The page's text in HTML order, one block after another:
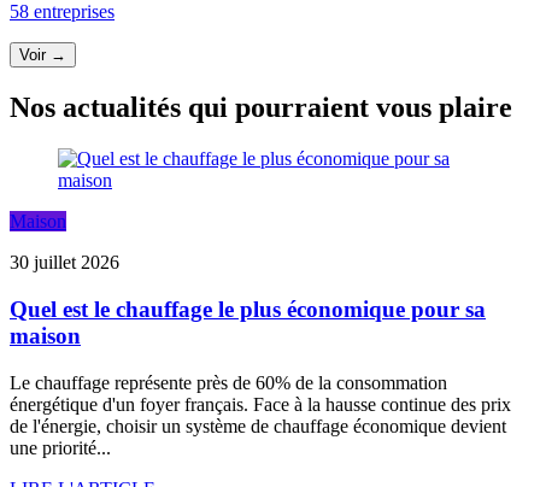
58 entreprises
Voir →
Nos actualités qui pourraient vous plaire
Maison
30 juillet 2026
Quel est le chauffage le plus économique pour sa
maison
Le chauffage représente près de 60% de la consommation
énergétique d'un foyer français. Face à la hausse continue des prix
de l'énergie, choisir un système de chauffage économique devient
une priorité...